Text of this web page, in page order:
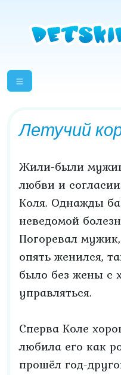
Летучий
Жили-были
любви и
Коля. Однажды
неведомой
Погоревал
опять женился,
было без жены с
управляться.
Сперва Коле
любила его как
прошёл год-